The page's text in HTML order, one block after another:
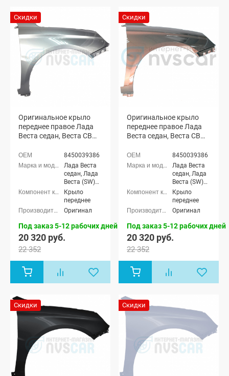
Скидки
Оригинальное крыло
переднее правое Лада
Веста седан, Веста СВ
8450039386
Лада Веста
седан, Лада
Веста (SW)
универсал
Крыло
переднее
Оригинал
Под заказ 5-12 рабочих дней
20 320 руб.
22 352
Скидки
Оригинальное крыло
переднее правое Лада
Веста седан, Веста СВ
8450039386
Лада Веста
седан, Лада
Веста (SW)
универсал
Крыло
переднее
Оригинал
Под заказ 5-12 рабочих дней
20 320 руб.
22 352
Скидки Скидки